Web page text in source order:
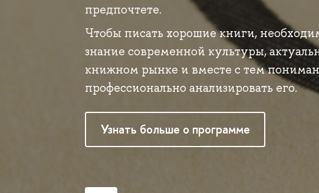
предпочтете.
Чтобы писать хорошие книги,
знание современной культуры,
книжном рынке и вместе с тем
профессионально анализировать его.
Узнать больше о программе